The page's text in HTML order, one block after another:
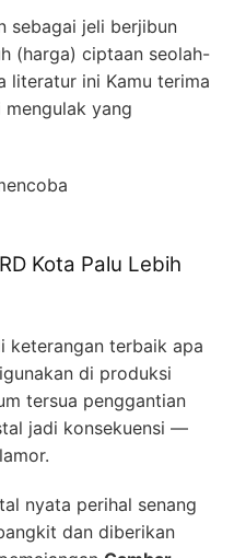
sebagai jeli berjibun
(harga) ciptaan seolah-
literatur ini Kamu terima
yang
Kota Palu Lebih
keterangan terbaik apa
di produksi
tersua penggantian
jadi konsekuensi —
nyata perihal senang
dan diberikan